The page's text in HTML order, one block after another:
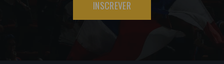
INSCREVER